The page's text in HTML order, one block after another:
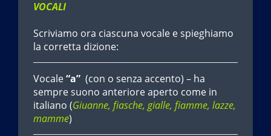
VOCALI
Scriviamo ora ciascuna vocale e spieghiamo
la corretta dizione:
Vocale“a” (con o senza accento) – ha
sempre suono anteriore aperto come in
italiano (Giuanne, fiasche, gialle, fiamme, lazze,
mamme)